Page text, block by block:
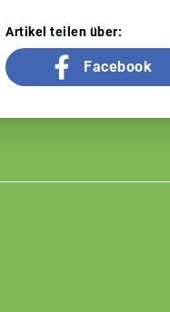
Artikel teilen über:
Facebook